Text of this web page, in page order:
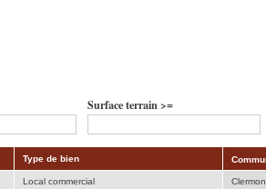
Surface terrain >=
Type de bien
Local commercial